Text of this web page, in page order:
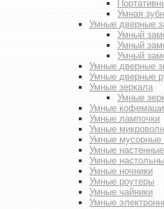
Умная
Умные дверные
Умный
Умный
Умный
Умные дверные
Умные дверные
Умные зеркала
Умные
Умные
Умные лампочки
Умные
Умные мусорные
Умные
Умные
Умные ночники
Умные роутеры
Умные чайники
Умные